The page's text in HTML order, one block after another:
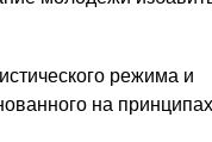
режима и
на принципах